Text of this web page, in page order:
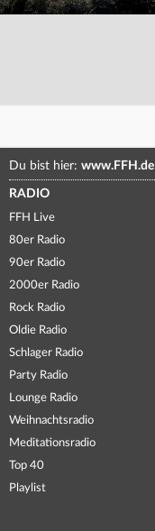
Du bist hier: www.FFH.de
RADIO
FFH Live
80er Radio
90er Radio
2000er Radio
Rock Radio
Oldie Radio
Schlager Radio
Party Radio
Lounge Radio
Weihnachtsradio
Meditationsradio
Top 40
Playlist